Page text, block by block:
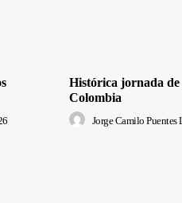
Histórica jornada de
Colombia
Jorge Camilo Puentes